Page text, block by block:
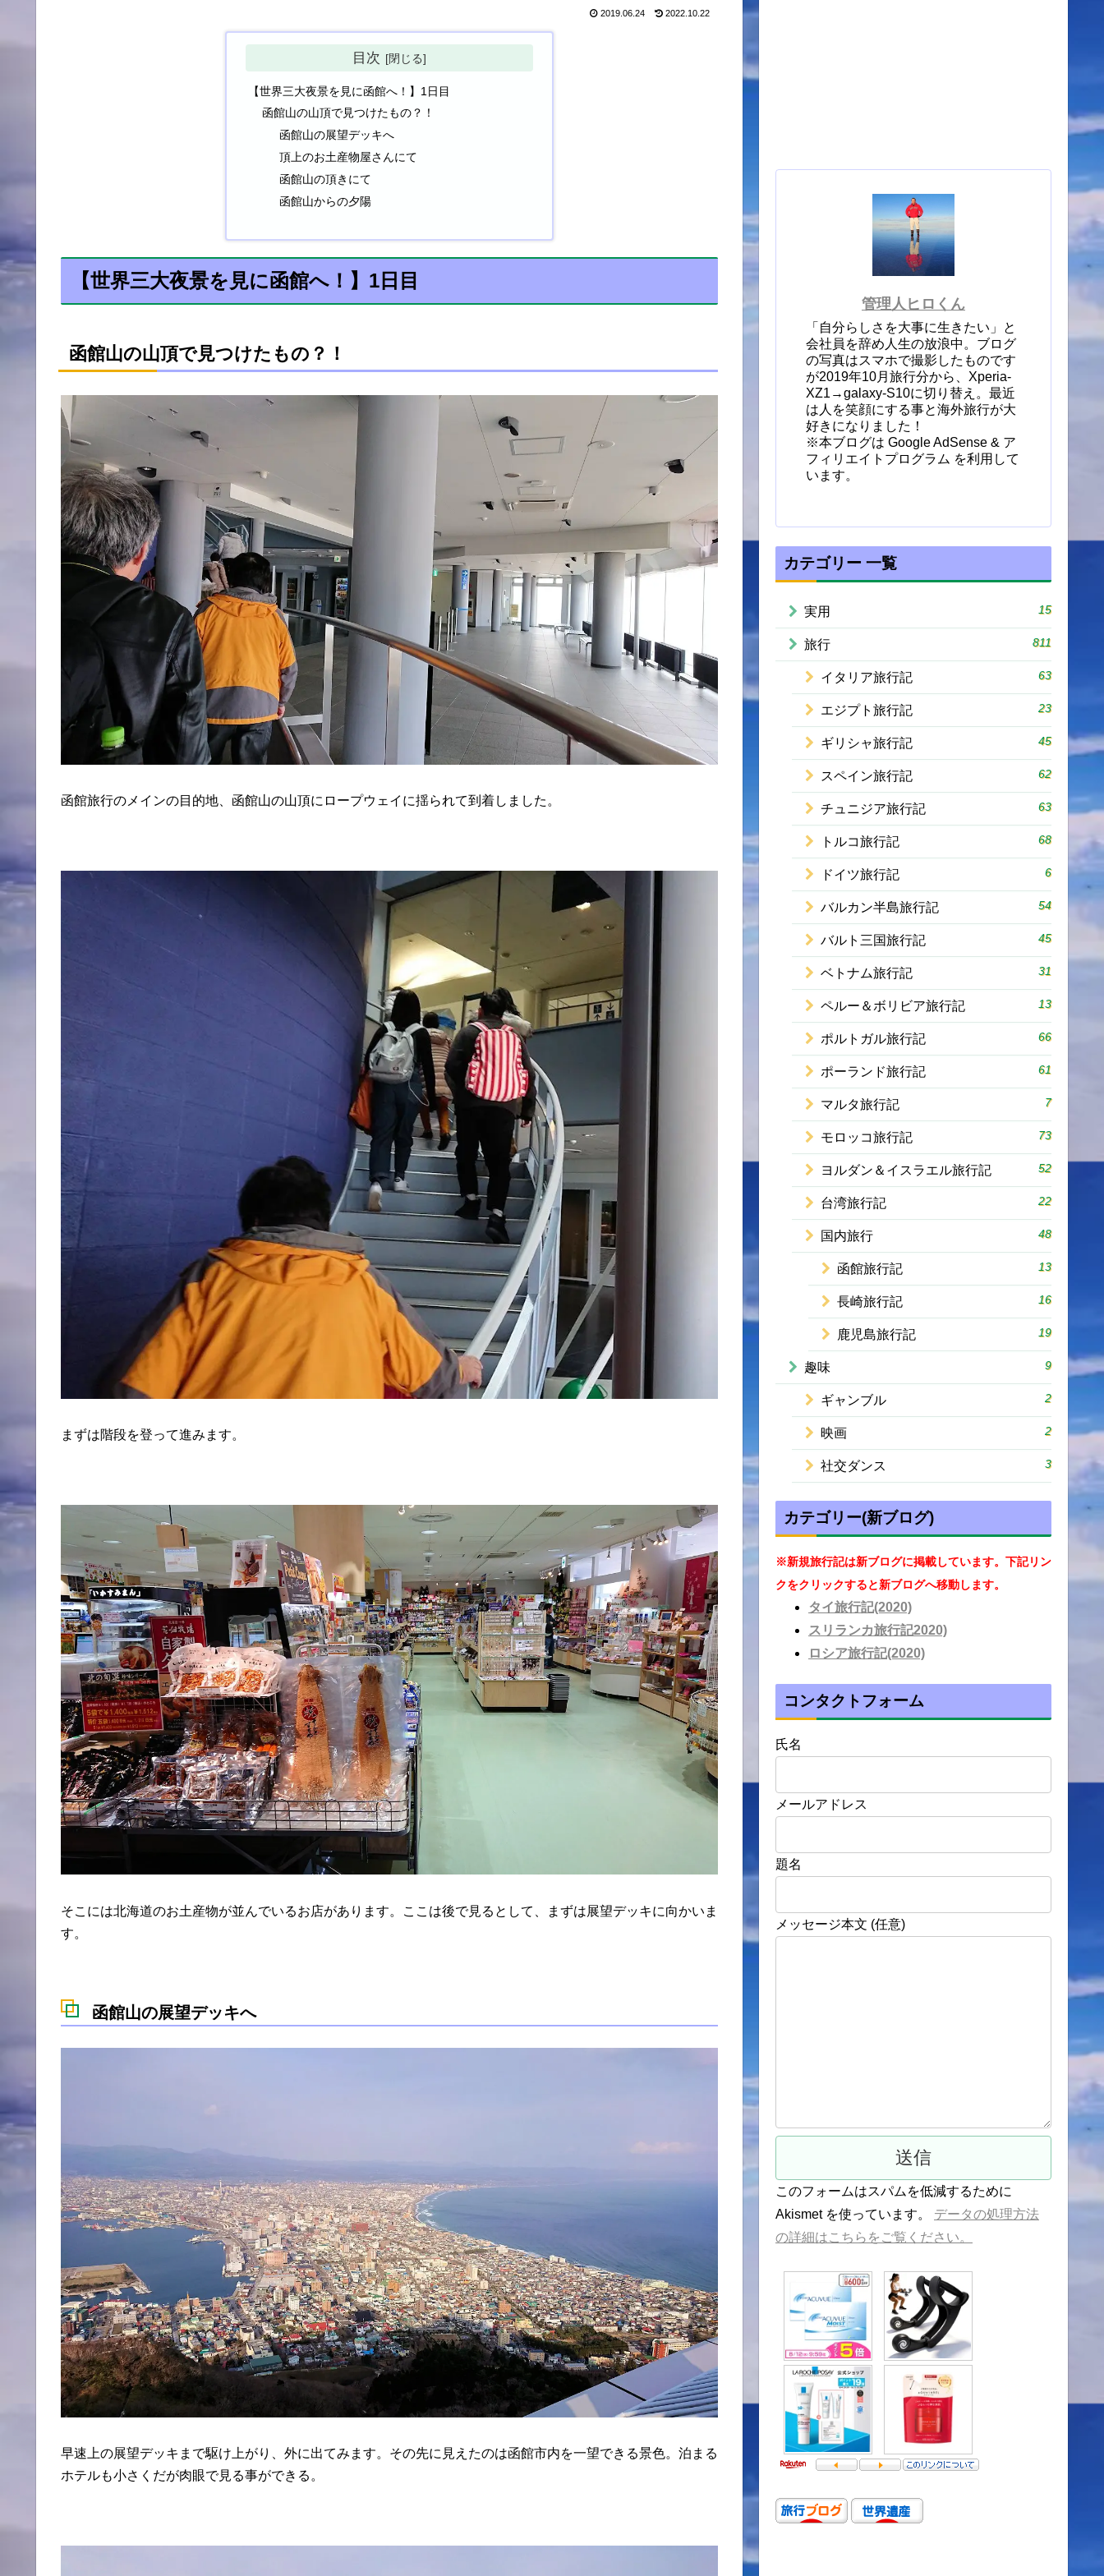
2019.06.24 2022.10.22
目次
【世界三大夜景を見に函館へ！】1日目
函館山の山頂で見つけたもの？！
函館山の展望デッキへ
頂上のお土産物屋さんにて
函館山の頂きにて
函館山からの夕陽
【世界三大夜景を見に函館へ！】1日目
函館山の山頂で見つけたもの？！
函館旅行のメインの目的地、函館山の山頂にロープウェイに揺られて到着しました。
まずは階段を登って進みます。
そこには北海道のお土産物が並んでいるお店があります。ここは後で見るとして、まずは展望デッキに向かいま
す。
函館山の展望デッキへ
早速上の展望デッキまで駆け上がり、外に出てみます。その先に見えたのは函館市内を一望できる景色。泊まる
ホテルも小さくだが肉眼で見る事ができる。
管理人ヒロくん
「自分らしさを大事に生きたい」と
会社員を辞め人生の放浪中。ブログ
の写真はスマホで撮影したものです
が2019年10月旅行分から、Xperia-
XZ1→galaxy-S10に切り替え。最近
は人を笑顔にする事と海外旅行が大
好きになりました！
※本ブログは Google AdSense & ア
フィリエイトプログラム を利用して
います。
カテゴリー 一覧
実用 15
旅行 811
イタリア旅行記 63
エジプト旅行記 23
ギリシャ旅行記 45
スペイン旅行記 62
チュニジア旅行記 63
トルコ旅行記 68
ドイツ旅行記 6
バルカン半島旅行記 54
バルト三国旅行記 45
ベトナム旅行記 31
ペルー＆ボリビア旅行記 13
ポルトガル旅行記 66
ポーランド旅行記 61
マルタ旅行記 7
モロッコ旅行記 73
ヨルダン＆イスラエル旅行記 52
台湾旅行記 22
国内旅行 48
函館旅行記 13
長崎旅行記 16
鹿児島旅行記 19
趣味 9
ギャンブル 2
映画 2
社交ダンス 3
カテゴリー(新ブログ)
※新規旅行記は新ブログに掲載しています。下記リン
クをクリックすると新ブログへ移動します。
タイ旅行記(2020)
スリランカ旅行記2020)
ロシア旅行記(2020)
コンタクトフォーム
氏名
メールアドレス
題名
メッセージ本文 (任意)
このフォームはスパムを低減するために
Akismet を使っています。 データの処理方法
の詳細はこちらをご覧ください。